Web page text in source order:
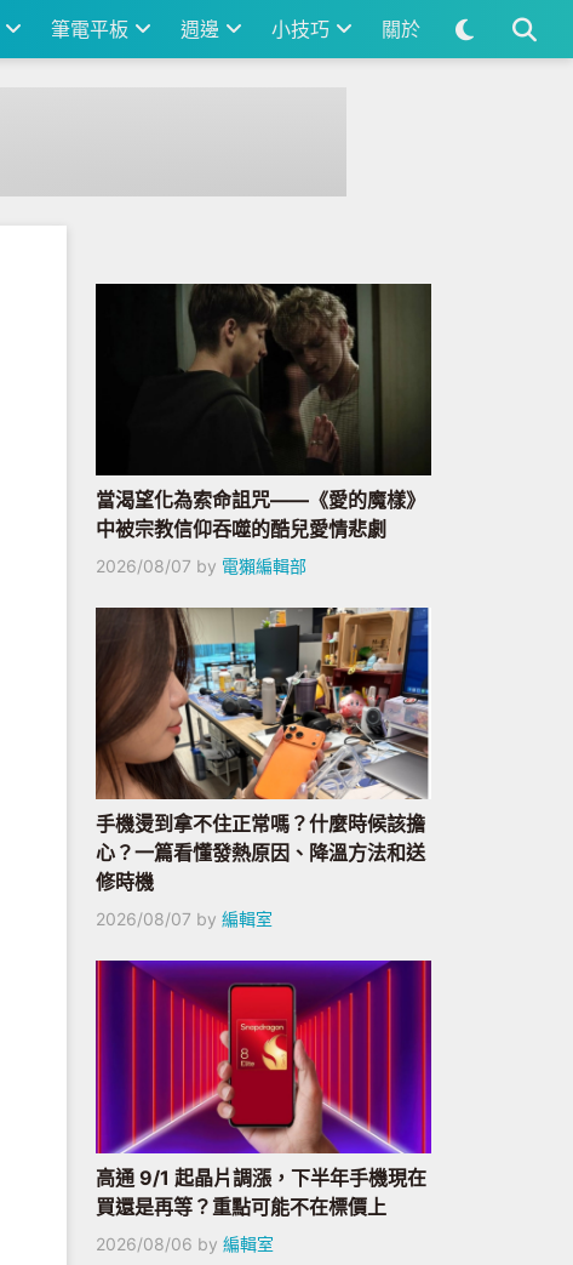
筆電平板 週邊 小技巧 關於
當渴望化為索命詛咒——《愛的魔樣》
中被宗教信仰吞噬的酷兒愛情悲劇
2026/08/07 by 電獺編輯部
手機燙到拿不住正常嗎？什麼時候該擔
心？一篇看懂發熱原因、降溫方法和送
修時機
2026/08/07 by 編輯室
高通 9/1 起晶片調漲，下半年手機現在
買還是再等？重點可能不在標價上
2026/08/06 by 編輯室